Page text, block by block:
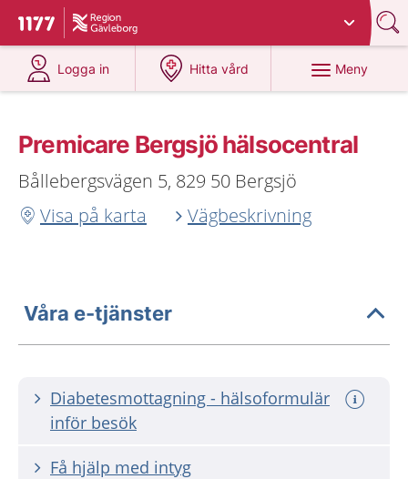
Till startsidan för 1177
Du har valt region
Logga in
på 1177.se
Hitta vård
på 1177.se
Meny
Premicare Bergsjö hälsocentral
Bållebergsvägen 5, 829 50 Bergsjö
Visa på karta
Vägbeskrivning
Våra e-tjänster
Diabetesmottagning - hälsoformulär
inför besök
Få hjälp med intyg